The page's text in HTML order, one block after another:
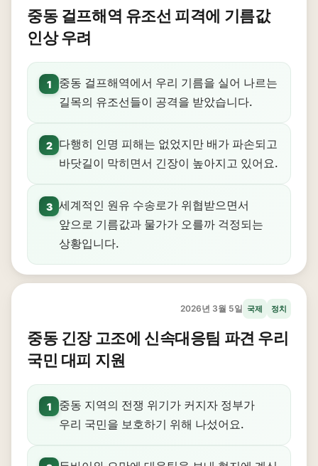
중동 걸프해역 유조선 피격에 기름값
인상 우려
1
중동 걸프해역에서 우리 기름을 실어 나르는
길목의 유조선들이 공격을 받았습니다.
2
다행히 인명 피해는 없었지만 배가 파손되고
바닷길이 막히면서 긴장이 높아지고 있어요.
3 세계적인 원유 수송로가 위협받으면서
앞으로 기름값과 물가가 오를까 걱정되는
상황입니다.
2026년 3월 5일 국제 정치
중동 긴장 고조에 신속대응팀 파견 우리
국민 대피 지원
1
중동 지역의 전쟁 위기가 커지자 정부가
우리 국민을 보호하기 위해 나섰어요.